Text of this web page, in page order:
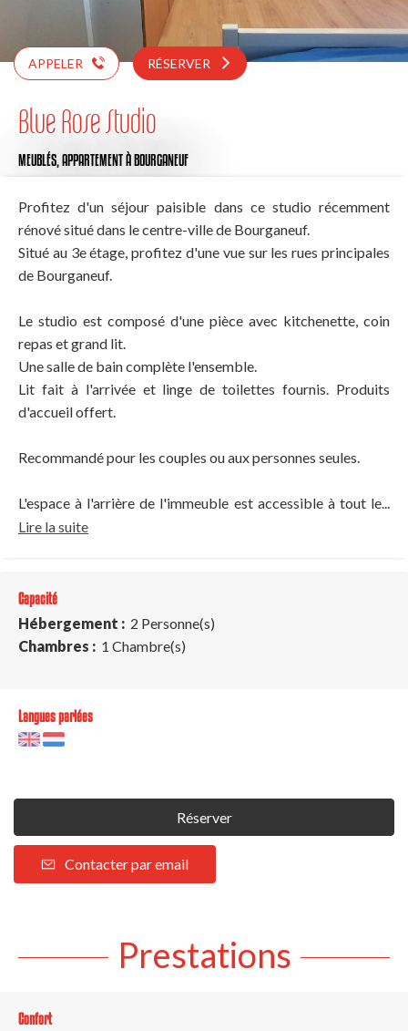
APPELER RÉSERVER
Blue Rose Studio
MEUBLÉS, APPARTEMENTÀ BOURGANEUF
Profitez d'un séjour paisible dans ce studio récemment
rénové situé dans le centre-ville de Bourganeuf.
Situé au 3e étage, profitez d'une vue sur les rues principales
de Bourganeuf.
Le studio est composé d'une pièce avec kitchenette, coin
repas et grand lit.
Une salle de bain complète l'ensemble.
Lit fait à l'arrivée et linge de toilettes fournis. Produits
d'accueil offert.
Recommandé pour les couples ou aux personnes seules.
L'espace à l'arrière de l'immeuble est accessible à tout le...
Lire la suite
Capacité
Hébergement : 2 Personne(s)
Chambres : 1 Chambre(s)
Langues parlées
Réserver
Contacter par email
Prestations
Confort